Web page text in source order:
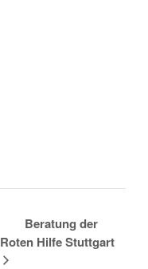
Beratung der
Roten Hilfe Stuttgart